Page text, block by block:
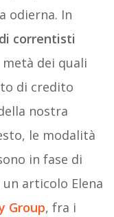
odierna. In
correntisti
metà dei quali
di credito
nostra
le modalità
in fase di
articolo Elena
Group, fra i